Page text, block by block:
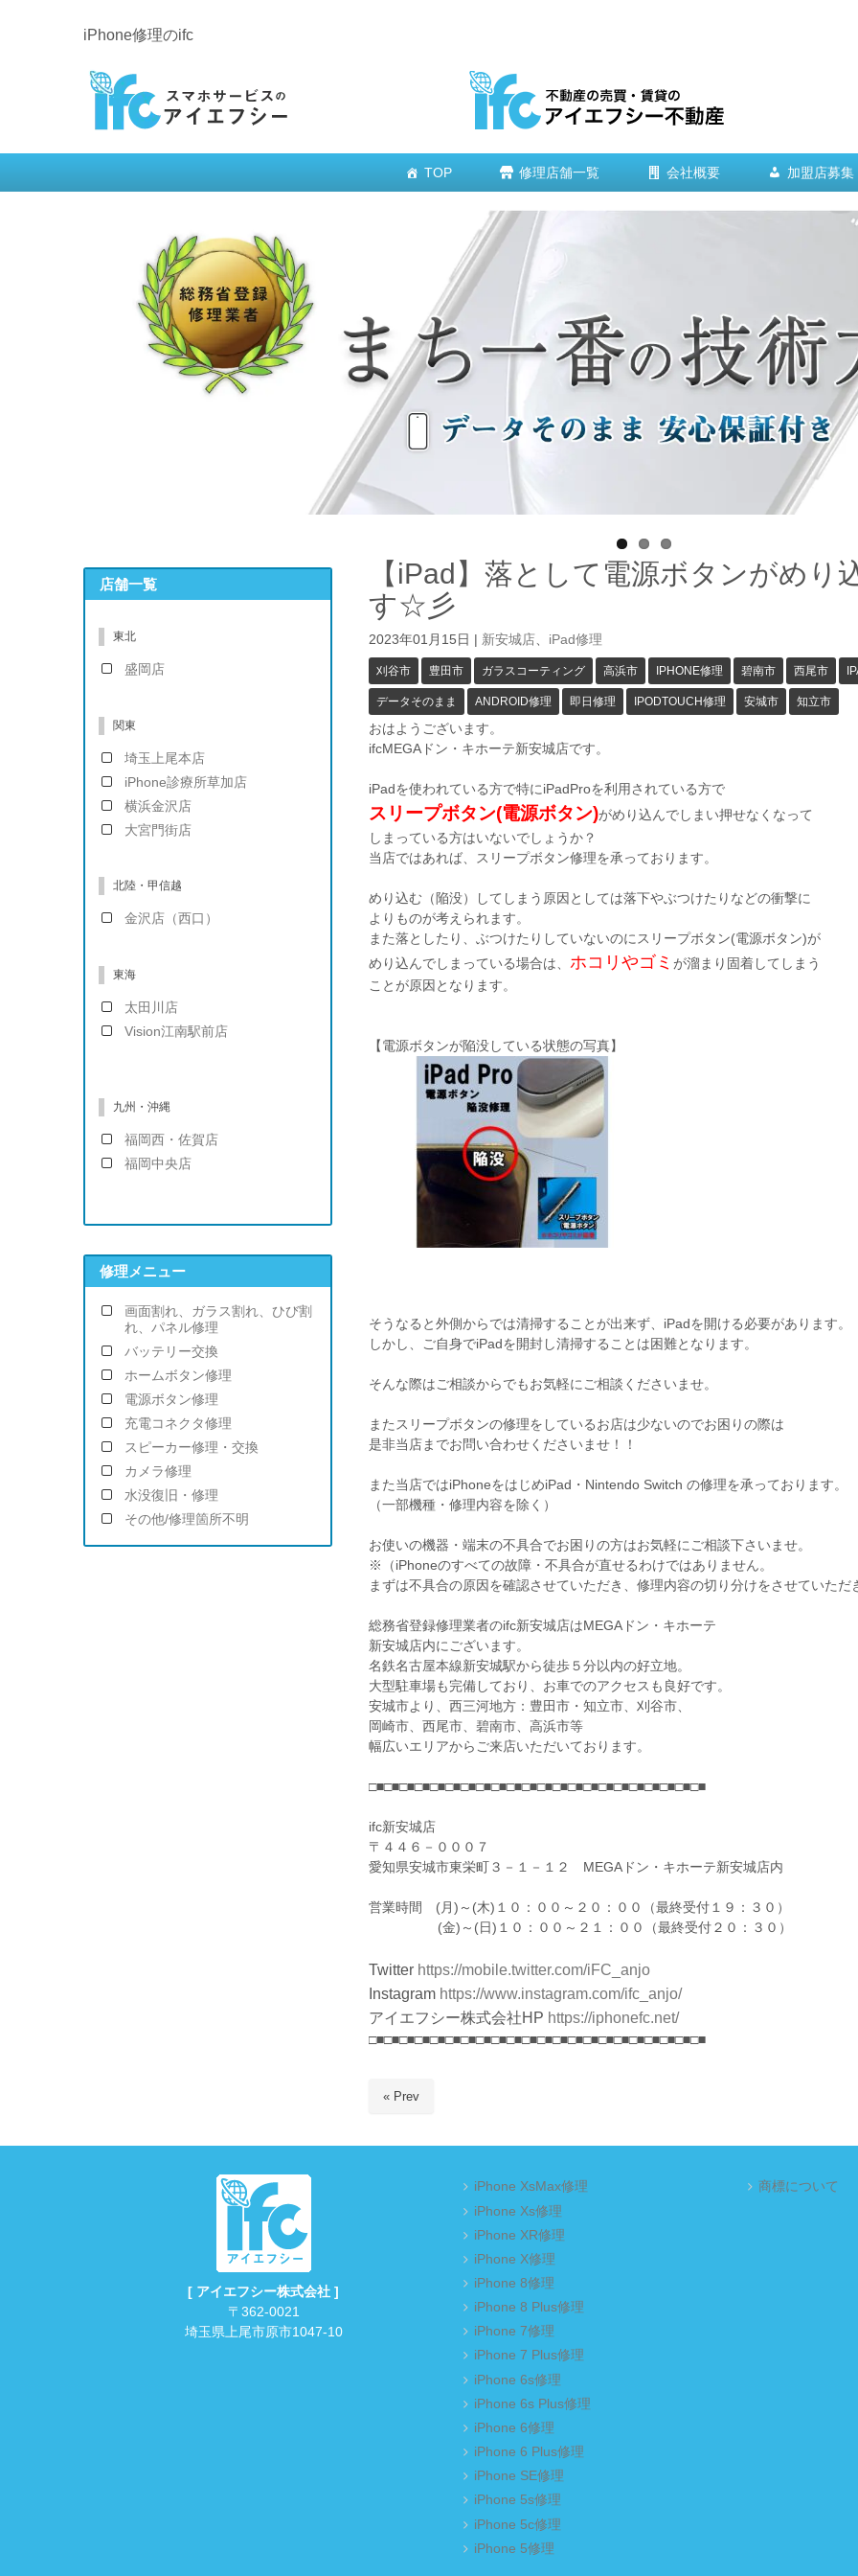
iPhone修理のifc
TOP 修理店舗一覧 会社概要 加盟店募集
【iPad】落として電源ボタンがめり
す☆彡
2023年01月15日 新安城店、 iPad修理
刈谷市 豊田市 ガラスコーティング 高浜市 IPHONE修理 碧南市 西尾市
データそのまま ANDROID修理 即日修理 IPODTOUCH修理 安城市 知立市
おはようございます。
ifcMEGAドン・キホーテ新安城店です。
iPadを使われている方で特にiPadProを利用されている方で
スリープボタン(電源ボタン)がめり込んでしまい押せなくなって
しまっている方はいないでしょうか？
当店ではあれば、スリープボタン修理を承っております。
めり込む（陥没）してしまう原因としては落下やぶつけたりなどの衝撃に
よりものが考えられます。
また落としたり、ぶつけたりしていないのにスリープボタン(電源ボタン)が
めり込んでしまっている場合は、 ホコリやゴミ が溜まり固着してしまう
ことが原因となります。
【電源ボタンが陥没している状態の写真】
そうなると外側からでは清掃することが出来ず、iPadを開ける必要があります。
しかし、ご自身でiPadを開封し清掃することは困難となります。
そんな際はご相談からでもお気軽にご相談くださいませ。
またスリープボタンの修理をしているお店は少ないのでお困りの際は
是非当店までお問い合わせくださいませ！！
また当店ではiPhoneをはじめiPad・Nintendo Switch の修理を承っております。
（一部機種・修理内容を除く）
お使いの機器・端末の不具合でお困りの方はお気軽にご相談下さいませ。
※（iPhoneのすべての故障・不具合が直せるわけではありません。
まずは不具合の原因を確認させていただき、修理内容の切り分けをさせていただ
総務省登録修理業者のifc新安城店はMEGAドン・キホーテ
新安城店内にございます。
名鉄名古屋本線新安城駅から徒歩５分以内の好立地。
大型駐車場も完備しており、お車でのアクセスも良好です。
安城市より、西三河地方：豊田市・知立市、刈谷市、
岡崎市、西尾市、碧南市、高浜市等
幅広いエリアからご来店いただいております。
□■□■□■□■□■□■□■□■□■□■□■□■□■□■□■□■□■□■□■□■□■□■
ifc新安城店
〒４４６－０００７
愛知県安城市東栄町３－１－１２ MEGAドン・キホーテ新安城店内
営業時間 (月)～(木)１０：００～２０：００（最終受付１９：３０）
(金)～(日)１０：００～２１：００（最終受付２０：３０）
Twitter https://mobile.twitter.com/iFC_anjo
Instagramhttps://www.instagram.com/ifc_anjo/
アイエフシー株式会社HP https://iphonefc.net/
□■□■□■□■□■□■□■□■□■□■□■□■□■□■□■□■□■□■□■□■□■□■
« Prev
店舗一覧
東北
盛岡店
関東
埼玉上尾本店
iPhone診療所草加店
横浜金沢店
大宮門街店
北陸・甲信越
金沢店（西口）
東海
太田川店
Vision江南駅前店
九州・沖縄
福岡西・佐賀店
福岡中央店
修理メニュー
画面割れ、ガラス割れ、ひび割
れ、パネル修理
バッテリー交換
ホームボタン修理
電源ボタン修理
充電コネクタ修理
スピーカー修理・交換
カメラ修理
水没復旧・修理
その他/修理箇所不明
[ アイエフシー株式会社 ]
〒362-0021
埼玉県上尾市原市1047-10
iPhone XsMax修理
iPhone Xs修理
iPhone XR修理
iPhone X修理
iPhone 8修理
iPhone 8 Plus修理
iPhone 7修理
iPhone 7 Plus修理
iPhone 6s修理
iPhone 6s Plus修理
iPhone 6修理
iPhone 6 Plus修理
iPhone SE修理
iPhone 5s修理
iPhone 5c修理
iPhone 5修理
商標について